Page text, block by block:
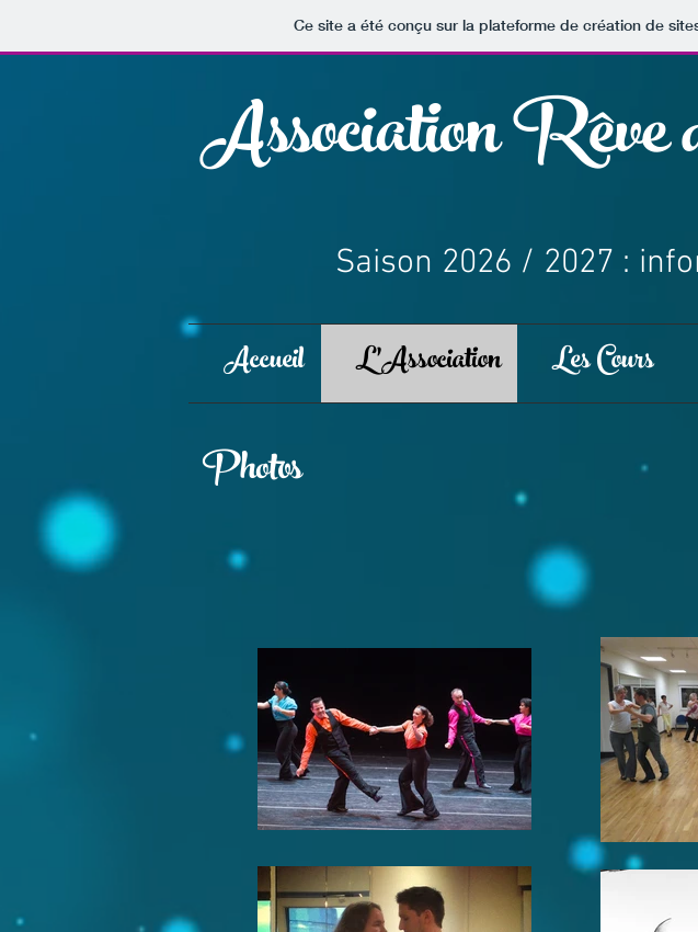
Ce site a été conçu sur la plateforme de création de
Association
Saison 2026 / 2027 :
Accueil L'Association Les Cours
Photos